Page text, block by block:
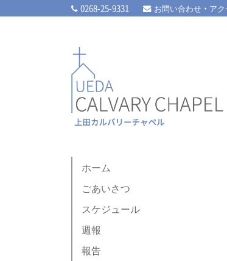
0268-25-9331 お問い合わせ・アク
ホーム
ごあいさつ
スケジュール
週報
報告